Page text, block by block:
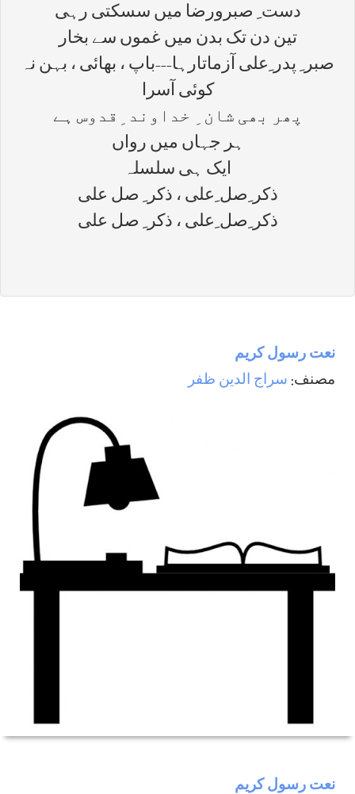
دست ِ صبرورضا میں سسکتی رہی
تین دن تک بدن میں غموں سے بخار
صبر ِ پدر ِعلی آزماتارہا---باپ ، بھائی ، بہن نہ
کوئی آسرا
پھر بھی شان ِ خداوند ِقدوس ہے
ہر جہاں میں رواں
ایک ہی سلسلہ
ذکر ِصل ِعلی ، ذکر ِ صل علی
ذکر ِصل ِعلی ، ذکر ِ صل علی
نعت رسول كريم
مصنف: سراج الدين ظفر
نعت رسول كريم